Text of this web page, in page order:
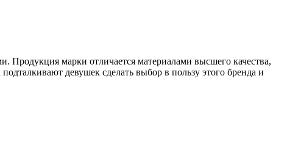
марки отличается материалами высшего качества,
девушек сделать выбор в пользу этого бренда и